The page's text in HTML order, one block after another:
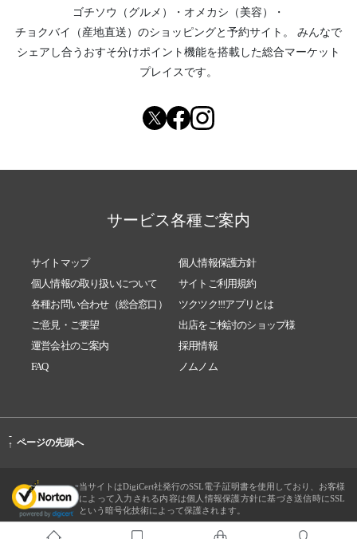
ゴチソウ（グルメ）
・ オメカシ（美容）
・
チョクバイ（産地直送） のショッピングと予約サイト。
みんなで
シェアし合う おすそ分けポイント機能を搭載した総合マーケット
プレイスです。
サービス各種ご案内
サイトマップ
個人情報保護方針
個人情報の取り扱いについて
サイトご利用規約
各種お問い合わせ（総合窓口）
ツクツク!!!アプリとは
ご意見・ご要望
出店をご検討のショップ様
運営会社のご案内
採用情報
FAQ
ノムノム
-
↑ ページの先頭へ
当サイトはDigiCert社発行のSSL電子証明書を使用しており、お客様
によって入力される内容は個人情報保護方針に基づき送信時にSSL
という暗号化技術によって保護されます。